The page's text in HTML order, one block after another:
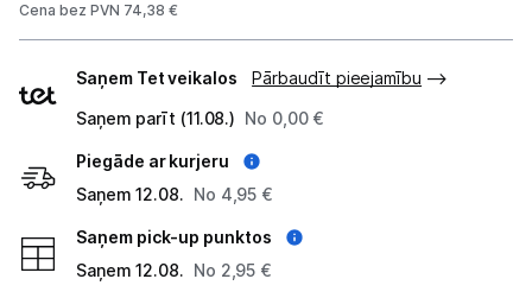
Skaistumkopšana
Sports un atpūta
Ražotāju atjaunota tehnika
Cena bez PVN 74,38 €
veidi
Saņem Tet veikalos
Pārbaudīt pieejamību
Saņem parīt (11.08.) No 0,00 €
Piegāde ar kurjeru
Saņem 12.08. No 4,95 €
Saņem pick-up punktos
Saņem 12.08. No 2,95 €